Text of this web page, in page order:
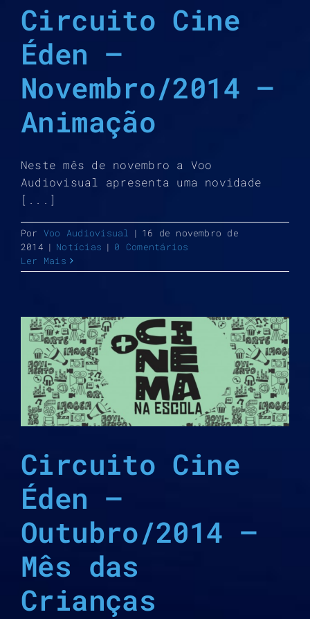
Circuito Cine
Éden –
Novembro/2014 –
Animação
Neste mês de novembro a Voo
Audiovisual apresenta uma novidade
[...]
Por Voo Audiovisual | 16 de novembro de
2014 | Notícias | 0 Comentários
Ler Mais
Circuito Cine
Éden –
Outubro/2014 –
Mês das
Crianças